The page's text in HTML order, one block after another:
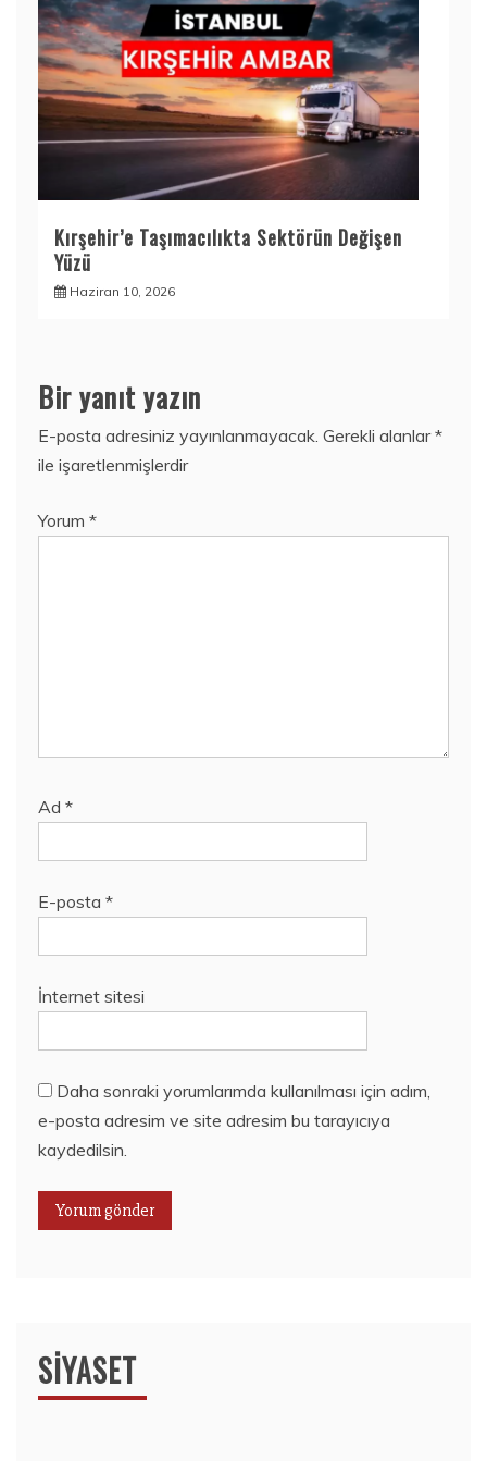
Kırşehir’e Taşımacılıkta Sektörün Değişen
Yüzü
Haziran 10, 2026
Bir yanıt yazın
E-posta adresiniz yayınlanmayacak. Gerekli alanlar*
ile işaretlenmişlerdir
Yorum *
Ad *
E-posta *
İnternet sitesi
Daha sonraki yorumlarımda kullanılması için adım,
e-posta adresim ve site adresim bu tarayıcıya
kaydedilsin.
SIYASET